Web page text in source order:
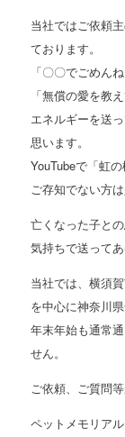
当社ではご依頼
ております。
「〇〇でごめん
「無償の愛を教
エネルギーを送
思います。
YouTubeで「虹
ご存知でない方
亡くなった子と
気持ちで送ってあ
当社では、横須
を中心に神奈川
年末年始も通常
せん。
ご依頼、ご質問
ペットメモリア